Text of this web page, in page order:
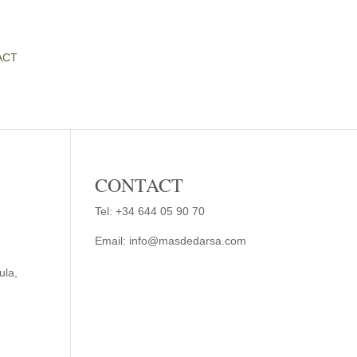
CONTACT
Tel:+34 644 05 90 70
Email: info@masdedarsa.com